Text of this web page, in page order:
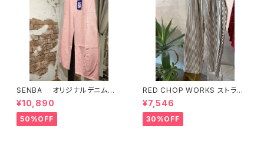
SENBA オリジナルデニム
ピンク
¥10,890
50%OFF
RED CHOP WORKS ストライ
プ柄パンツ 【36352581】
¥7,546
30%OFF